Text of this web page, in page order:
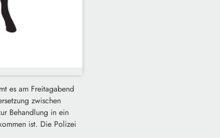
es am Freitagabend
zwischen
Behandlung in ein
ist. Die Polizei